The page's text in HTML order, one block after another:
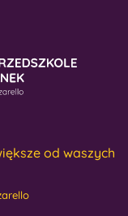
od waszych